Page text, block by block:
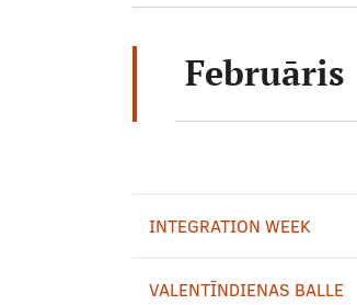
Februāris
INTEGRATION WEEK
VALENTĪNDIENAS BALLE